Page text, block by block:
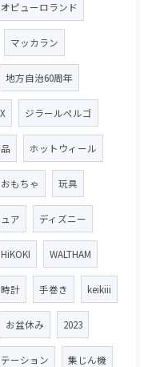
ピューロランド
マッカラン
地方自治60周年
ジラールペルゴ
ホットウィール
おもちゃ 玩具
ア ディズニー
HiKOKI WALTHAM
計 手巻き keikiii
お盆休み 2023
ーション 集じん機